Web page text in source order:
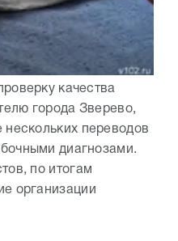
качества
города Зверево,
нескольких переводов
диагнозами.
по итогам
организации